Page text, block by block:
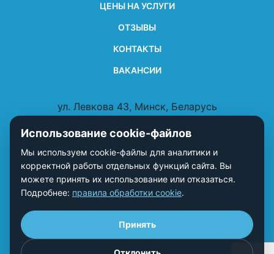
ЦЕНЫ НА УСЛУГИ
ОТЗЫВЫ
КОНТАКТЫ
ВАКАНСИИ
ул. Левкова 43, Минск, Беларусь
Использование cookie-файлов
Мы используем cookie-файлы для аналитики и
корректной работы отдельных функций сайта. Вы
можете принять их использование или отказаться.
Подробнее: правила обработки cookie.
Принять